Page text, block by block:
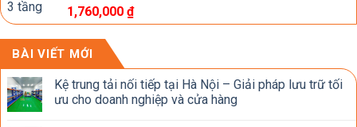
1,760,000 ₫
BÀI VIẾT MỚI
Kệ trung tải nối tiếp tại Hà Nội – Giải pháp lưu trữ tối
ưu cho doanh nghiệp và cửa hàng